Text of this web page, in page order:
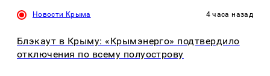
Новости Крыма 4 часа назад
Блэкаут в Крыму: «Крымэнерго» подтвердило
отключения по всему полуострову